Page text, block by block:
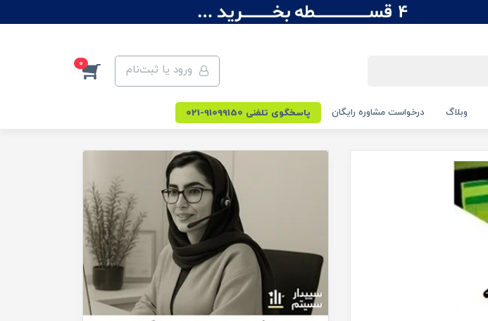
ورود یا ثبت‌نام 0
وبلاگ درخواست مشاوره رایگان پاسخگوی تلفنی 91099150-021